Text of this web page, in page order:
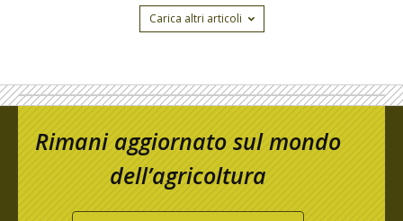
Carica altri articoli
Rimani aggiornato sul mondo
dell’agricoltura